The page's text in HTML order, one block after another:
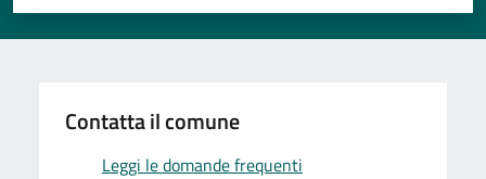
Valuta 5 stelle su 5
Valuta 4 stelle su 5
Valuta 3 stelle su 5
Valuta 2 stelle su 5
Valuta 1 stelle su 5
Contatta il comune
Leggi le domande frequenti